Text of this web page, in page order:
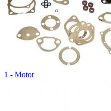
1 - Motor